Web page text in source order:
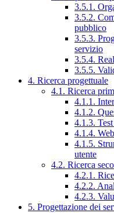
3.5.1.
3.5.2.
pubblico
3.5.3.
servizio
3.5.4.
3.5.5.
4. Ricerca progettuale
4.1. Ricerca
4.1.1.
4.1.2.
4.1.3.
4.1.4.
4.1.5.
utente
4.2. Ricerca
4.2.1.
4.2.2.
4.2.3.
5. Progettazione dei